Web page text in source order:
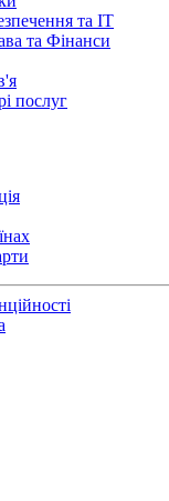
та IT
та Фінанси
послуг